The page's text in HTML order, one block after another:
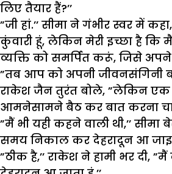
लिए तैयार हैं?’’
”जी हां.’’ सीमा ने गंभीर स्वर में
कुंवारी हूं, लेकिन मेरी इच्छा है
व्यक्ति को समर्पित करूं, जिसे अपने
”तब आप को अपनी जीवनसंगिनी
राकेश जैन तुरंत बोले, ”लेकिन
आमनेसामने बैठ कर बात करना
”मैं भी यही कहने वाली थी,’’ सीमा
समय निकाल कर देहरादून आ
”ठीक है,’’ राकेश ने हामी भर दी,